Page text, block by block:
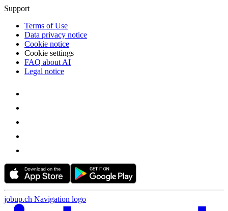
Support
Terms of Use
Data privacy notice
Cookie notice
Cookie settings
FAQ about AI
Legal notice
jobup.ch Navigation logo